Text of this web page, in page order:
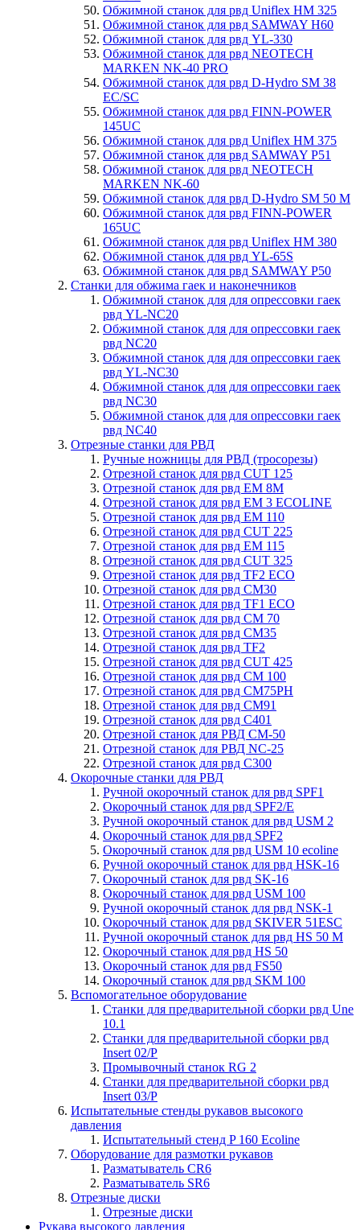
Обжимной станок для рвд Uniflex HM 325
Обжимной станок для рвд SAMWAY H60
Обжимной станок для рвд YL-330
Обжимной станок для рвд NEOTECH
MARKEN NK-40 PRO
Обжимной станок для рвд D-Hydro SM 38
EC/SC
Обжимной станок для рвд FINN-POWER
145UC
Обжимной станок для рвд Uniflex HM 375
Обжимной станок для рвд SAMWAY P51
Обжимной станок для рвд NEOTECH
MARKEN NK-60
Обжимной станок для рвд D-Hydro SM 50 M
Обжимной станок для рвд FINN-POWER
165UC
Обжимной станок для рвд Uniflex HM 380
Обжимной станок для рвд YL-65S
Обжимной станок для рвд SAMWAY P50
Станки для обжима гаек и наконечников
Обжимной станок для для опрессовки гаек
рвд YL-NC20
Обжимной станок для для опрессовки гаек
рвд NC20
Обжимной станок для для опрессовки гаек
рвд YL-NC30
Обжимной станок для для опрессовки гаек
рвд NC30
Обжимной станок для для опрессовки гаек
рвд NC40
Отрезные станки для РВД
Ручные ножницы для РВД (тросорезы)
Отрезной станок для рвд CUT 125
Отрезной станок для рвд EM 8M
Отрезной станок для рвд EM 3 ECOLINE
Отрезной станок для рвд EM 110
Отрезной станок для рвд CUT 225
Отрезной станок для рвд EM 115
Отрезной станок для рвд CUT 325
Отрезной станок для рвд TF2 ECO
Отрезной станок для рвд CM30
Отрезной станок для рвд TF1 ECO
Отрезной станок для рвд СM 70
Отрезной станок для рвд CM35
Отрезной станок для рвд TF2
Отрезной станок для рвд CUT 425
Отрезной станок для рвд СM 100
Отрезной станок для рвд CM75PH
Отрезной станок для рвд CM91
Отрезной станок для рвд C401
Отрезной станок для РВД CM-50
Отрезной станок для РВД NC-25
Отрезной станок для рвд C300
Окорочные станки для РВД
Ручной окорочный станок для рвд SPF1
Окорочный станок для рвд SPF2/E
Ручной окорочный станок для рвд USM 2
Окорочный станок для рвд SPF2
Окорочный станок для рвд USM 10 ecoline
Ручной окорочный станок для рвд HSK-16
Окорочный станок для рвд SK-16
Окорочный станок для рвд USM 100
Ручной окорочный станок для рвд NSK-1
Окорочный станок для рвд SKIVER 51ESC
Ручной окорочный станок для рвд HS 50 M
Окорочный станок для рвд HS 50
Окорочный станок для рвд FS50
Окорочный станок для рвд SKM 100
Вспомогательное оборудование
Станки для предварительной сборки рвд Une
10.1
Станки для предварительной сборки рвд
Insert 02/P
Промывочный станок RG 2
Станки для предварительной сборки рвд
Insert 03/P
Испытательные стенды рукавов высокого
давления
Испытательный стенд P 160 Ecoline
Оборудование для размотки рукавов
Разматыватель CR6
Разматыватель SR6
Отрезные диски
Отрезные диски
Рукава высокого давления